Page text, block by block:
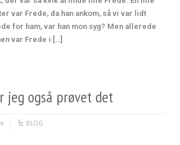
var Frede, da han ankom, så vi var lidt
for ham, var han mon syg? Men allerede
var Frede i […]
jeg også prøvet det
BLOG